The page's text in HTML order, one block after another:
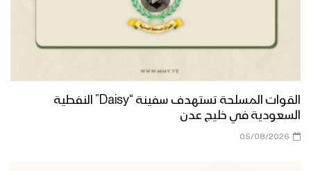
القوات المسلحة تستهدف سفينة “Daisy” النفطية
السعودية في خليج عدن
05/08/2026